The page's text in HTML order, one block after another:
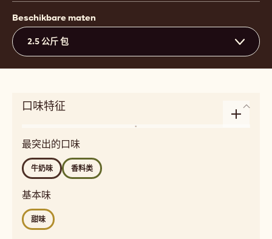
Beschikbare maten
2.5 公斤 包
口味特征
taste
味
dairy,
spices
Detailed
flavor
milky,
最突出的口味
牛奶味 香料类
基本味
甜味